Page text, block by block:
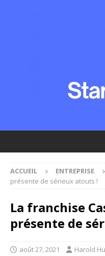
ACCUEIL ENTREPRISE
présente de sérieux atouts !
La franchise
présente de
août 27, 2021 Harold